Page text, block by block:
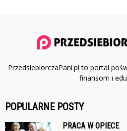
PrzedsiebiorczaPani.pl to portal
finansom i
POPULARNE POSTY
PRACA W OPIECE